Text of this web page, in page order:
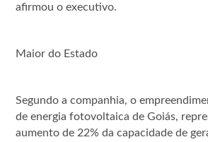
afirmou o executivo.
Maior do Estado
Segundo a companhia, o
de energia fotovoltaica de Goiás,
aumento de 22% da capacidade de